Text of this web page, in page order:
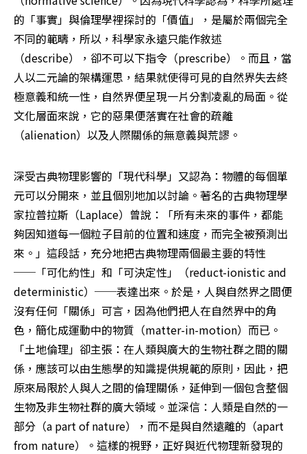
的「事實」與倫理學裡探討的「價值」，是屬於兩個完全
不同的範疇，所以，科學家永遠只能作敘述
（describe），卻不可以下指令（prescribe）。而且，當
人以二元論的架構運思，結果就使得可見的自然界失去終
極意義和統一性，自然界便呈現一片分割凌亂的局面。從
文化層面來說，它的惡果便落實在社會的疏離
（alienation）以及人際關係的無意義與荒謬。
深受古典物理影響的「現代科學」又認為：物體的每個單
元可以分開來，並且個別地加以討論。著名的古典物理學
家拉普拉斯（Laplace）曾說：「所有未來的事件，都能
夠因知道每一個粒子目前的位置和速度，而完全被預測出
來。」這段話，充分地把古典物理兩個最主要的特性
──「可化約性」和「可決定性」（reduct-ionistic and
deterministic）──表達出來。於是，人與自然界之間便
沒有任何「關係」可言，因為他們把人在自然界中的角
色，簡化成運動中的物質（matter-in-motion）而已。
「土地倫理」卻主張：在人類與廣大的生物社群之間的關
係，應該可以由生態學的知識提供規範的原則，因此，把
原來局限於人與人之間的倫理關係，延伸到一個包含整個
生物及非生物社群的廣大領域。並深信：人類是自然的一
部分（a part of nature），而不是與自然遠離的（apart
from nature）。這樣的視野，正好與近代物理新發現的